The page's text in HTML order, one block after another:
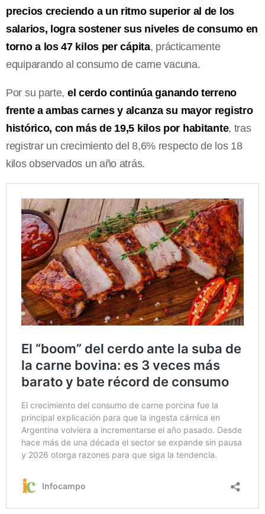
precios creciendo a un ritmo superior al de los
salarios, logra sostener sus niveles de consumo en
torno a los 47 kilos per cápita, prácticamente
equiparando al consumo de carne vacuna.
Por su parte, el cerdo continúa ganando terreno
frente a ambas carnes y alcanza su mayor registro
histórico, con más de 19,5 kilos por habitante, tras
registrar un crecimiento del 8,6% respecto de los 18
kilos observados un año atrás.